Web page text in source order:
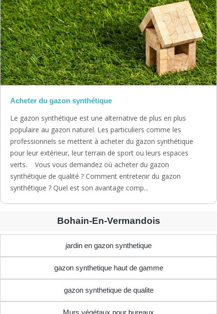
Acheter du gazon synthétique
Le gazon synthétique est une alternative de plus en plus
populaire au gazon naturel. Les particuliers comme les
professionnels se mettent à acheter du gazon synthétique
pour leur extérieur, leur terrain de sport ou leurs espaces
verts. Vous vous demandez où acheter du gazon
synthétique de qualité ? Comment entretenir du gazon
synthétique ? Quel est son avantage comp...
Bohain-En-Vermandois
jardin en gazon synthetique
gazon synthetique haut de gamme
gazon synthetique de qualite